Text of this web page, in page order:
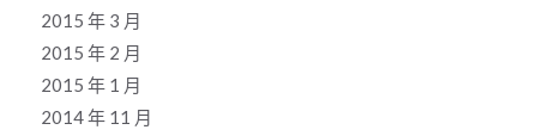
2015 年 3 月
2015 年 2 月
2015 年 1 月
2014 年 11 月